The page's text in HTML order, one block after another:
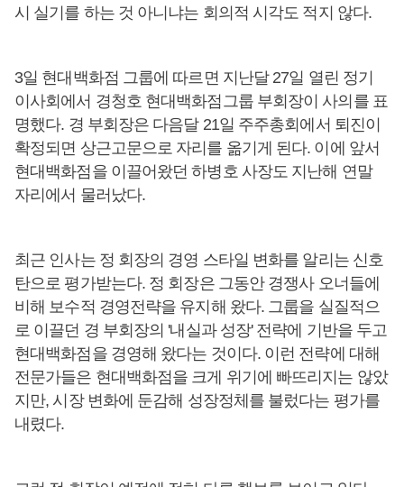
시 실기를 하는 것 아니냐는 회의적 시각도 적지 않다.
3일 현대백화점 그룹에 따르면 지난달 27일 열린 정기
이사회에서 경청호 현대백화점그룹 부회장이 사의를 표
명했다. 경 부회장은 다음달 21일 주주총회에서 퇴진이
확정되면 상근고문으로 자리를 옮기게 된다. 이에 앞서
현대백화점을 이끌어왔던 하병호 사장도 지난해 연말
자리에서 물러났다.
최근 인사는 정 회장의 경영 스타일 변화를 알리는 신호
탄으로 평가받는다. 정 회장은 그동안 경쟁사 오너들에
비해 보수적 경영전략을 유지해 왔다. 그룹을 실질적으
로 이끌던 경 부회장의 '내실과 성장' 전략에 기반을 두고
현대백화점을 경영해 왔다는 것이다. 이런 전략에 대해
전문가들은 현대백화점을 크게 위기에 빠뜨리지는 않았
지만, 시장 변화에 둔감해 성장정체를 불렀다는 평가를
내렸다.